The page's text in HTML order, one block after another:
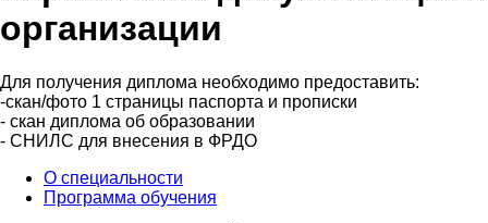
организации
Для получения диплома необходимо предоставить:
-скан/фото 1 страницы паспорта и прописки
- скан диплома об образовании
- СНИЛС для внесения в ФРДО
О специальности
Программа обучения